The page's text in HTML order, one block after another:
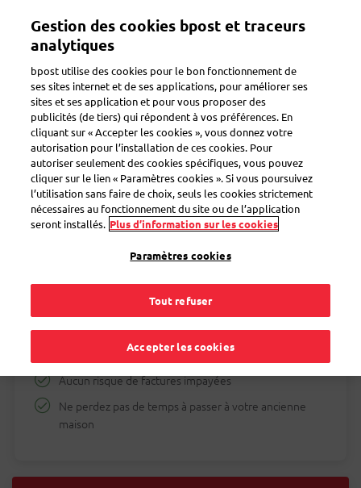
contenu
Toggle navigation
Service de Déménagement
Vous déménagez ? Faites transférer
nouvelle adresse
11€ par mois*
Aucun risque de factures impayées
Ne perdez pas de temps à passer à votre ancienne
maison
Gestion des cookies bpost et traceurs
analytiques
bpost utilise des cookies pour le bon fonctionnement de
ses sites internet et de ses applications, pour améliorer ses
sites et ses application et pour vous proposer des
publicités (de tiers) qui répondent à vos préférences. En
cliquant sur « Accepter les cookies », vous donnez votre
autorisation pour l’installation de ces cookies. Pour
autoriser seulement des cookies spécifiques, vous pouvez
cliquer sur le lien « Paramètres cookies ». Si vous poursuivez
l’utilisation sans faire de choix, seuls les cookies strictement
nécessaires au fonctionnement du site ou de l’application
seront installés. Plus d’information sur les cookies
Paramètres cookies
Tout refuser
Accepter les cookies